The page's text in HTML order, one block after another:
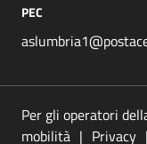
PEC
Per gli operatori
mobilità
Privacy